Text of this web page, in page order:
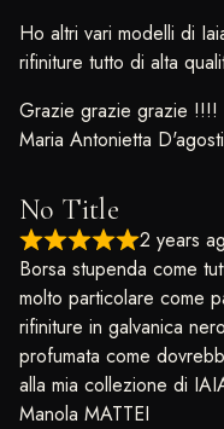
Ho altri vari modelli di
rifiniture tutto di alta
Grazie grazie grazie !!!!
Maria Antonietta
No Title
2 years
Borsa stupenda come
molto particolare come
rifiniture in galvanica
profumata come
alla mia collezione di
Manola MATTEI